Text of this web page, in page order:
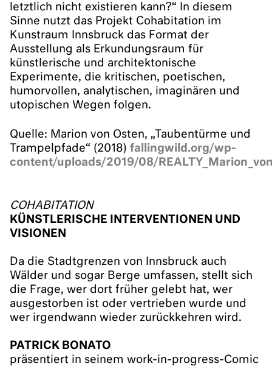
letztlich nicht existieren kann?“ In diesem
Sinne nutzt das Projekt Cohabitation im
Kunstraum Innsbruck das Format der
Ausstellung als Erkundungsraum für
künstlerische und architektonische
Experimente, die kritischen, poetischen,
humorvollen, analytischen, imaginären und
utopischen Wegen folgen.
Quelle: Marion von Osten, „Taubentürme und
Trampelpfade“ (2018) fallingwild.org/wp-
content/uploads/2019/08/
COHABITATION
KÜNSTLERISCHE INTERVENTIONEN UND
VISIONEN
Da die Stadtgrenzen von Innsbruck auch
Wälder und sogar Berge umfassen, stellt sich
die Frage, wer dort früher gelebt hat, wer
ausgestorben ist oder vertrieben wurde und
wer irgendwann wieder zurückkehren wird.
PATRICK BONATO
präsentiert in seinem work-in-progress-Comic